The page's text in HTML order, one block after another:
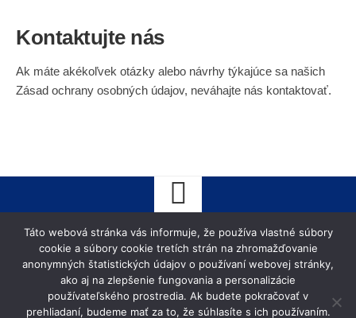
Kontaktujte nás
Ak máte akékoľvek otázky alebo návrhy týkajúce sa našich
Zásad ochrany osobných údajov, neváhajte nás kontaktovať.
© 2026 Hotel Korzo Nové Zámky. hotelkorzonz.sk Všetky práva
vyhradené.
Táto webová stránka vás informuje, že používa vlastné súbory
cookie a súbory cookie tretích strán na zhromažďovanie
anonymných štatistických údajov o používaní webovej stránky,
ako aj na zlepšenie fungovania a personalizácie
používateľského prostredia. Ak budete pokračovať v
prehliadaní, budeme mať za to, že súhlasíte s ich používaním.